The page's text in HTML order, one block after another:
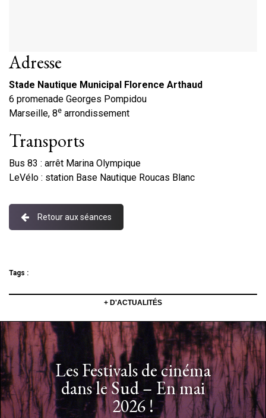
Adresse
Stade Nautique Municipal Florence Arthaud
6 promenade Georges Pompidou
Marseille, 8e arrondissement
Transports
Bus 83 : arrêt Marina Olympique
LeVélo : station Base Nautique Roucas Blanc
Retour aux séances
Tags :
+ D'ACTUALITÉS
Les Festivals de cinéma
dans le Sud – En mai
2026 !